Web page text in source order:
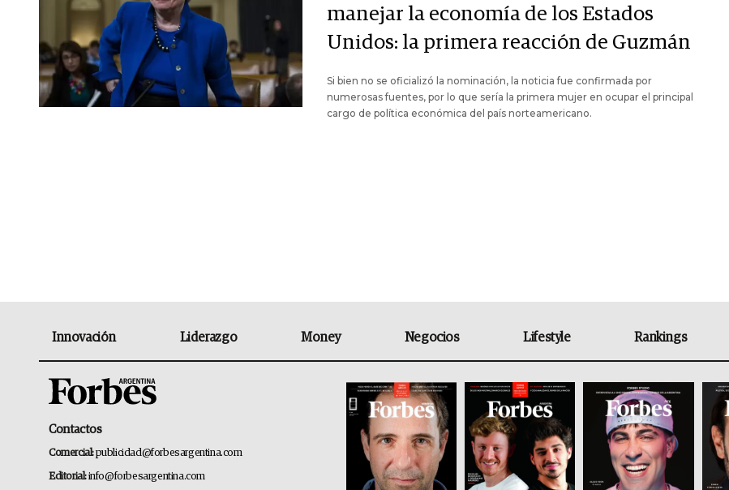
manejar la economía de los Estados
Unidos: la primera reacción de Guzmán
Si bien no se oficializó la nominación, la noticia fue confirmada por
numerosas fuentes, por lo que sería la primera mujer en ocupar el principal
cargo de política económica del país norteamericano.
Innovación Liderazgo Money Negocios Lifestyle Rankings
Contactos
Comercial:publicidad@forbesargentina.com
Editorial:info@forbesargentina.com